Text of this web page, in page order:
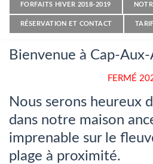
FORFAITS HIVER 2018-2019
RÉSERVATION ET CONTACT TARIF
Bienvenue à Cap-
FERMÉ
Nous serons heureux
dans notre maison
imprenable sur le
plage à proximité.